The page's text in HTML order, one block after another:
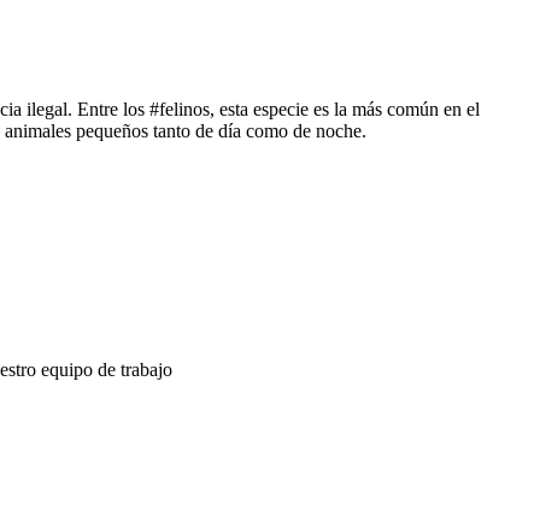
ilegal. Entre los #felinos, esta especie es la más común en el
pequeños tanto de día como de noche.
equipo de trabajo